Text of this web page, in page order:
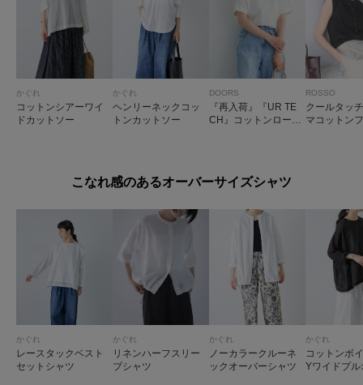
かぐれ
コットンシアーワイ
ドカットソー
かぐれ
ヘンリーネックコッ
トンカットソー
DOORS
『再入荷』『UR TE
CH』コットンロール
ROSSO
クールタッ
マコットン
こなれ感のあるオーバーサイズシャツ
かぐれ
レースタックベスト
セットシャツ
かぐれ
リネンハーフスリー
ブシャツ
かぐれ
ノーカラークルーネ
ックオーバーシャツ
かぐれ
コットンボ
Yワイドプ